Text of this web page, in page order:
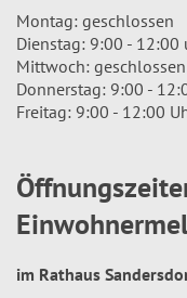
Montag: geschlossen
Dienstag: 9:00 -
Mittwoch: geschlossen
Donnerstag: 9:00 -
Freitag: 9:00 - 12:00
im Rathaus